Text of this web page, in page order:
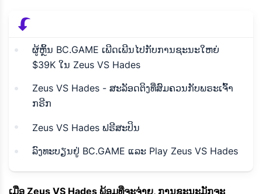
ຜູ້ຫຼິ້ນ BC.GAME ເພີດເພີນໄປກັບການຊະນະໃຫຍ່
$39K ໃນ Zeus VS Hades
Zeus VS Hades - ສະລັອດຕິງທີ່ສົມຄວນກັບພຣະເຈົ້າ
ກຣີກ
Zeus VS Hades ຟຣີສະປິນ
ລົງທະບຽນຢູ່ BC.GAME ແລະ Play Zeus VS Hades
ເມື່ອ Zeus VS Hades ພ້ອມທີ່ຈະຈ່າຍ, ການຊະນະມັກຈະ